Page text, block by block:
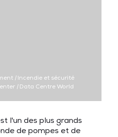
|Incendie et sécurité
|Data Centre World
l'un des plus grands
de pompes et de